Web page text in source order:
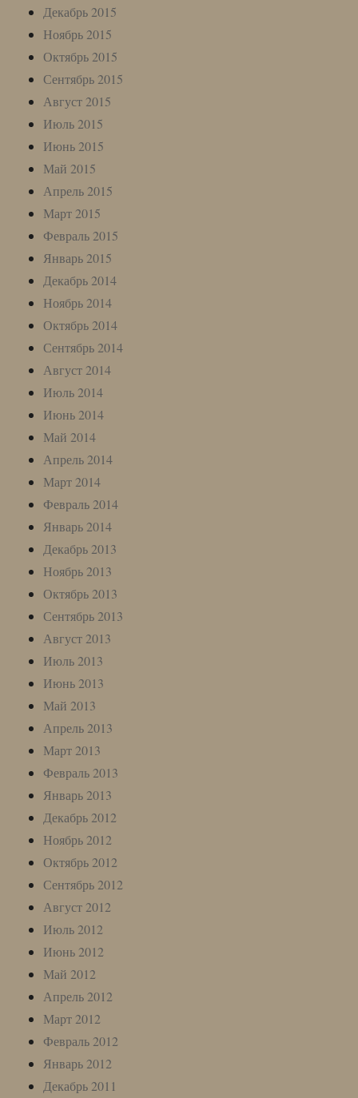
Декабрь 2015
Ноябрь 2015
Октябрь 2015
Сентябрь 2015
Август 2015
Июль 2015
Июнь 2015
Май 2015
Апрель 2015
Март 2015
Февраль 2015
Январь 2015
Декабрь 2014
Ноябрь 2014
Октябрь 2014
Сентябрь 2014
Август 2014
Июль 2014
Июнь 2014
Май 2014
Апрель 2014
Март 2014
Февраль 2014
Январь 2014
Декабрь 2013
Ноябрь 2013
Октябрь 2013
Сентябрь 2013
Август 2013
Июль 2013
Июнь 2013
Май 2013
Апрель 2013
Март 2013
Февраль 2013
Январь 2013
Декабрь 2012
Ноябрь 2012
Октябрь 2012
Сентябрь 2012
Август 2012
Июль 2012
Июнь 2012
Май 2012
Апрель 2012
Март 2012
Февраль 2012
Январь 2012
Декабрь 2011